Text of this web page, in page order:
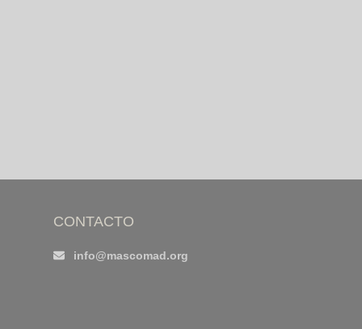
CONTACTO
info@mascomad.org